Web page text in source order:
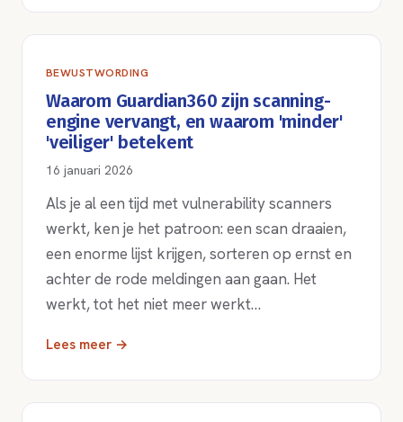
BEWUSTWORDING
Waarom Guardian360 zijn scanning-
engine vervangt, en waarom 'minder'
'veiliger' betekent
16 januari 2026
Als je al een tijd met vulnerability scanners
werkt, ken je het patroon: een scan draaien,
een enorme lijst krijgen, sorteren op ernst en
achter de rode meldingen aan gaan. Het
werkt, tot het niet meer werkt…
Lees meer →